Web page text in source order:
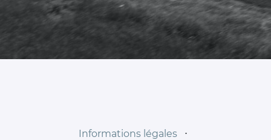
Informations légales ⋅